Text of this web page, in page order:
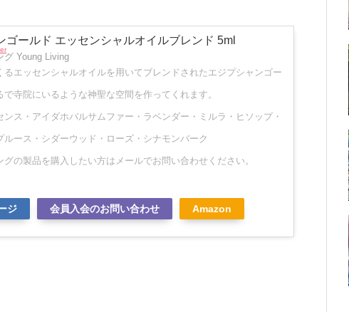
ゴールド エッセンシャルオイルブレンド 5ml
グ Young Living
るエッセンシャルオイルを用いてブレンドされたエジプシャンゴー
で寺院にいるような神聖な空間を作ってくれます。
ンス・アイダホバルサムファー・ラベンダー・ミルラ・ヒソップ・
ルース・シダーウッド・ローズ・シナモンバーク
グの製品を購入したい方はメールでお問い合わせください。
ジ 会員入会のお問い合わせ Amazon